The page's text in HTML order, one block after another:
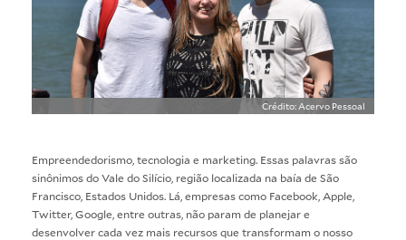
Crédito: Acervo Pessoal
Empreendedorismo, tecnologia e marketing. Essas palavras são
sinônimos do Vale do Silício, região localizada na baía de São
Francisco, Estados Unidos. Lá, empresas como Facebook, Apple,
Twitter, Google, entre outras, não param de planejar e
desenvolver cada vez mais recursos que transformam o nosso